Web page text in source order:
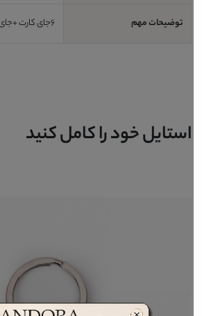
توضیحات مهم
استایل خود را کامل کنید